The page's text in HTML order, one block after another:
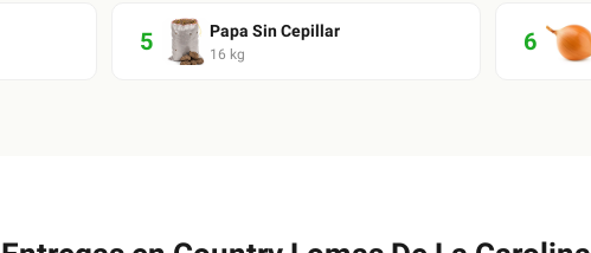
5 Papa Sin Cepillar
16 kg 6